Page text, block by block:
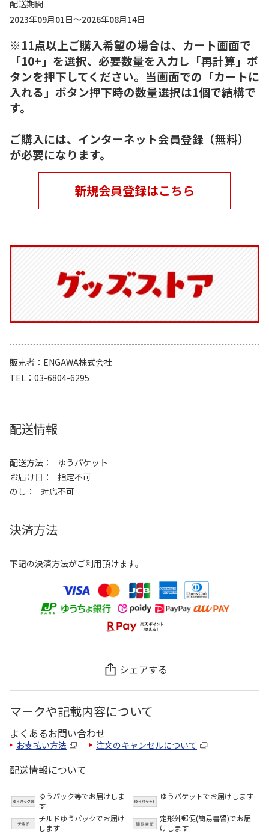
配送期間
2023年09月01日～2026年08月14日
※11点以上ご購入希望の場合は、カート画面で
「10+」を選択、必要数量を入力し「再計算」ボ
タンを押下してください。当画面での「カートに
入れる」ボタン押下時の数量選択は1個で結構で
す。
ご購入には、インターネット会員登録（無料）
が必要になります。
新規会員登録はこちら
販売者
ENGAWA株式会社
TEL
03-6804-6295
配送情報
配送方法
ゆうパケット
お届け日
指定不可
のし
対応不可
決済方法
下記の決済方法がご利用頂けます。
シェアする
マークや記載内容について
よくあるお問い合わせ
お支払い方法 注文のキャンセルについて
配送情報について
ゆうパック等でお届けしま
す
ゆうパケットでお届けします
チルドゆうパックでお届け
します
定形外郵便(簡易書留)でお届
けします